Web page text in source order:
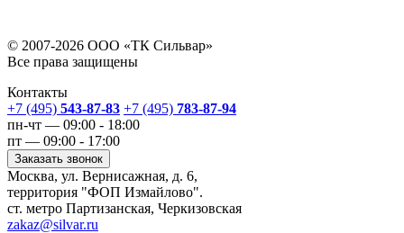
© 2007-2026 ООО «ТК Сильвар»
Все права защищены
Контакты
+7 (495) 543-87-83 +7 (495) 783-87-94
пн-чт — 09:00 - 18:00
пт — 09:00 - 17:00
Заказать звонок
Москва, ул. Вернисажная, д. 6,
территория "ФОП Измайлово".
ст. метро Партизанская, Черкизовская
zakaz@silvar.ru